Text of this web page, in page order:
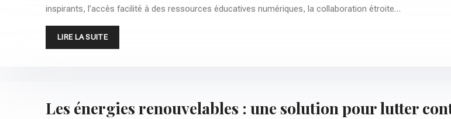
inspirants, l’accès facilité à des ressources éducatives numériques, la collaboration étroite…
LIRE LA SUITE
Les énergies renouvelables : une solution pour lutter